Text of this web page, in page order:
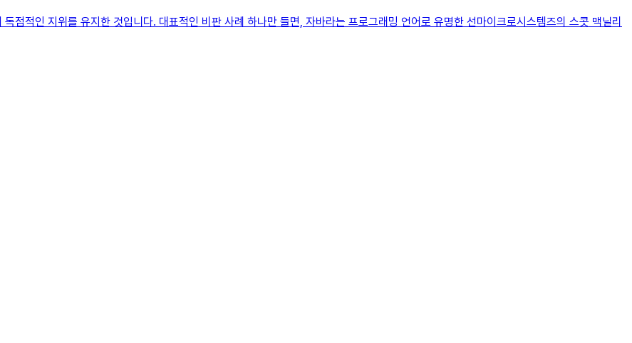
점적인 지위를 유지한 것입니다. 대표적인 비판 사례 하나만 들면, 자바라는 프로그래밍 언어로 유명한 선마이크로시스템즈의 스콧 맥닐리